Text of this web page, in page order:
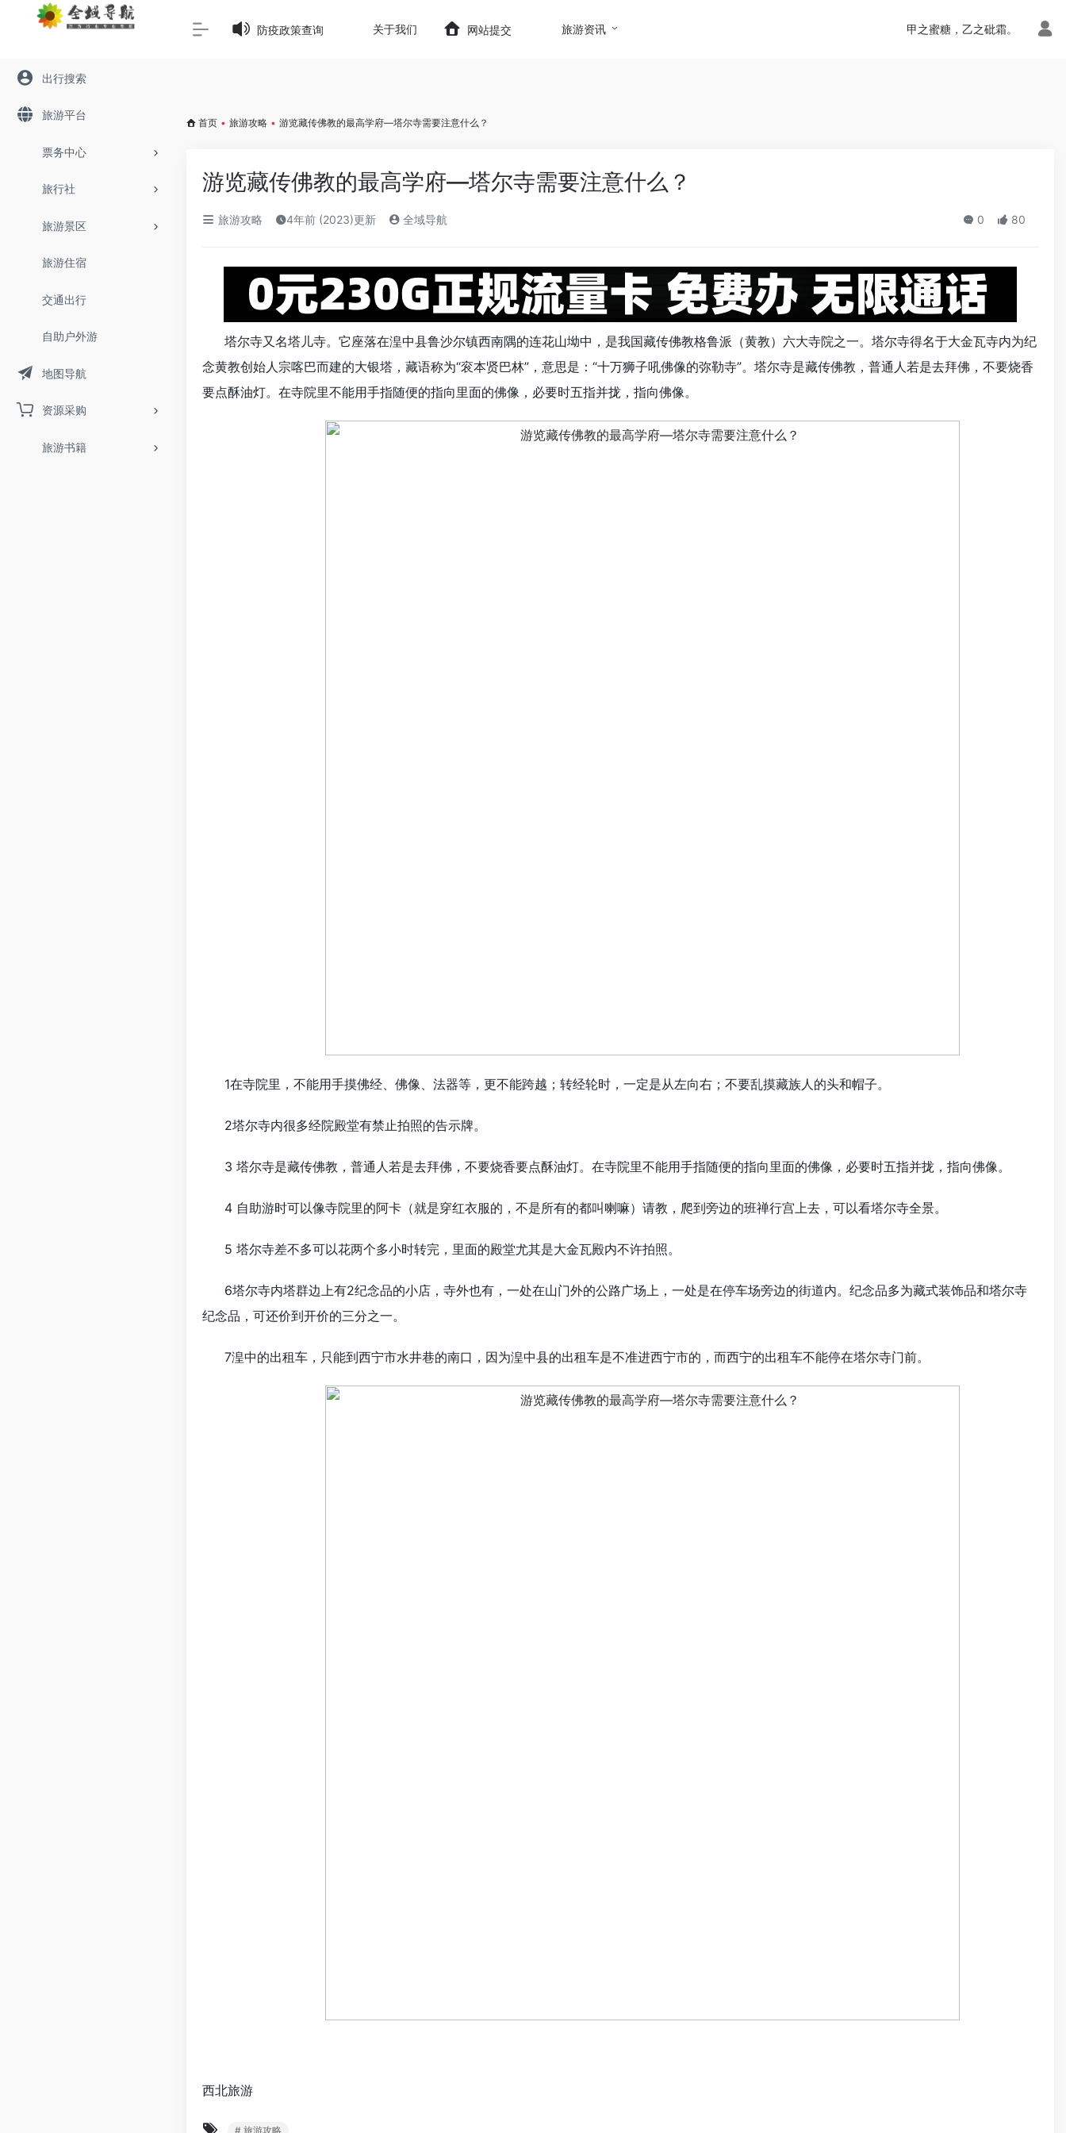
Warning: Array to string conversion in/www/wwwroot/645t.com/wp-content/themes/onenav/inc/wp-optimization.php
出行搜索
旅游平台
票务中心
旅行社
旅游景区
旅游住宿
交通出行
自助户外游
地图导航
资源采购
旅游书籍
防疫政策查询 关于我们 网站提交 旅游资讯 甲之蜜糖，乙之砒霜。
首页 • 旅游攻略 • 游览藏传佛教的最高学府—塔尔寺需要注意什么？
游览藏传佛教的最高学府—塔尔寺需要注意什么？
旅游攻略 4年前 (2023)更新 全域导航 0 80
塔尔寺又名塔儿寺。它座落在湟中县鲁沙尔镇西南隅的连花山坳中，是我国藏传佛教格鲁派（黄教）六大寺院之一。塔尔寺得名于大金瓦寺内为纪
念黄教创始人宗喀巴而建的大银塔，藏语称为“衮本贤巴林”，意思是：“十万狮子吼佛像的弥勒寺”。塔尔寺是藏传佛教，普通人若是去拜佛，不要烧香
要点酥油灯。在寺院里不能用手指随便的指向里面的佛像，必要时五指并拢，指向佛像。
1在寺院里，不能用手摸佛经、佛像、法器等，更不能跨越；转经轮时，一定是从左向右；不要乱摸藏族人的头和帽子。
2塔尔寺内很多经院殿堂有禁止拍照的告示牌。
3 塔尔寺是藏传佛教，普通人若是去拜佛，不要烧香要点酥油灯。在寺院里不能用手指随便的指向里面的佛像，必要时五指并拢，指向佛像。
4 自助游时可以像寺院里的阿卡（就是穿红衣服的，不是所有的都叫喇嘛）请教，爬到旁边的班禅行宫上去，可以看塔尔寺全景。
5 塔尔寺差不多可以花两个多小时转完，里面的殿堂尤其是大金瓦殿内不许拍照。
6塔尔寺内塔群边上有2纪念品的小店，寺外也有，一处在山门外的公路广场上，一处是在停车场旁边的街道内。纪念品多为藏式装饰品和塔尔寺
纪念品，可还价到开价的三分之一。
7湟中的出租车，只能到西宁市水井巷的南口，因为湟中县的出租车是不准进西宁市的，而西宁的出租车不能停在塔尔寺门前。
西北旅游
# 旅游攻略